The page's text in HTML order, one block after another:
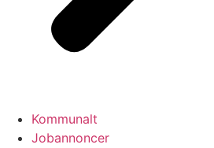
Kommunalt
Jobannoncer